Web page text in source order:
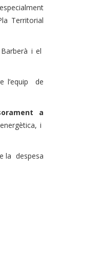
Territorial
i el
l’equip de
a
i
la despesa